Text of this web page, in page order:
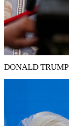
DONALD TRUMP